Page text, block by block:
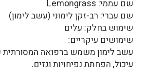
שם עממי: Lemongrass
שם עברי: רב-זקן לימוני (עשב לימון)
שימוש בחלק: עלים
שימושים עיקריים:
עשב לימון משמש ברפואה
עיכול, הפחתת נפיחויות וגזים.